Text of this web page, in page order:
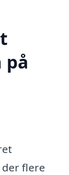
på
flere